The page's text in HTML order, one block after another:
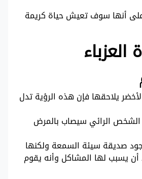
على أنها سوف تعيش حياة كريمة
يلاحقها فإن هذه الرؤية تدل
الشخص الرائي سيصاب بالمرض
صديقة سيئة السمعة ولكنها
أن يسبب لها المشاكل وأنه يقوم